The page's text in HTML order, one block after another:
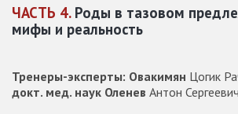
ЧАСТЬ 4.Роды в тазовом
мифы и реальность
Тренеры-эксперты: Овакимян Цогик
докт. мед. наук Оленев Антон